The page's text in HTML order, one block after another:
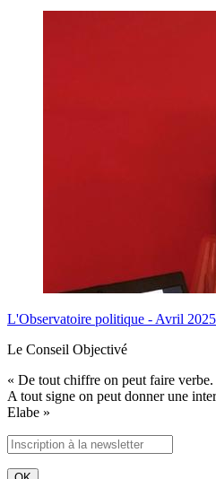
L'Observatoire politique - Avril 2025
Le Conseil Objectivé
« De tout chiffre on peut faire
A tout signe on peut donner une
Elabe »